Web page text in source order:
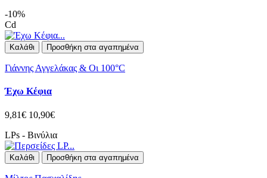
-10%
Cd
Καλάθι Προσθήκη στα αγαπημένα
Γιάννης Αγγελάκας & Οι 100°C
Έχω Κέφια
9,81€ 10,90€
LPs - Βινύλια
Καλάθι Προσθήκη στα αγαπημένα